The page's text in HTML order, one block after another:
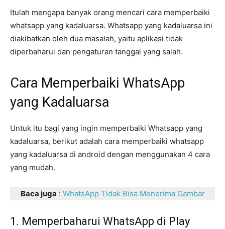
Itulah mengapa banyak orang mencari cara memperbaiki
whatsapp yang kadaluarsa. Whatsapp yang kadaluarsa ini
diakibatkan oleh dua masalah, yaitu aplikasi tidak
diperbaharui dan pengaturan tanggal yang salah.
Cara Memperbaiki WhatsApp
yang Kadaluarsa
Untuk itu bagi yang ingin memperbaiki Whatsapp yang
kadaluarsa, berikut adalah cara memperbaiki whatsapp
yang kadaluarsa di android dengan menggunakan 4 cara
yang mudah.
Baca juga : WhatsApp Tidak Bisa Menerima Gambar
1. Memperbaharui WhatsApp di Play